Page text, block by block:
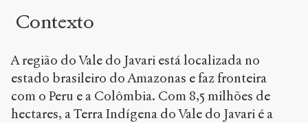
Creative
Commons
ShareAlike
4.0
International
(CC BY-SA
4.0)
Contexto
A região do Vale do Javari está localizada no
estado brasileiro do Amazonas e faz fronteira
com o Peru e a Colômbia. Com 8,5 milhões de
hectares, a Terra Indígena do Vale do Javari é a